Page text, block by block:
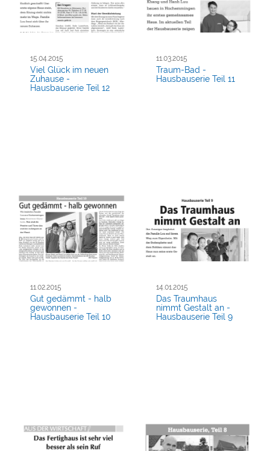
15.04.2015
Viel Glück im neuen
Zuhause -
Hausbauserie Teil 12
11.03.2015
Traum-Bad -
Hausbauserie Teil 11
11.02.2015
Gut gedämmt - halb
gewonnen -
Hausbauserie Teil 10
14.01.2015
Das Traumhaus
nimmt Gestalt an -
Hausbauserie Teil 9